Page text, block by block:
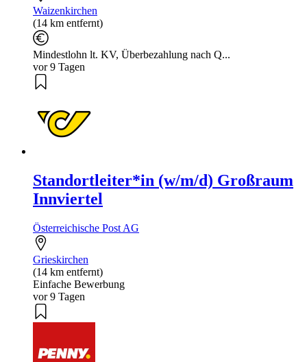
Waizenkirchen
(14 km entfernt)
Mindestlohn lt. KV, Überbezahlung nach Q...
vor 9 Tagen
Standortleiter*in (w/m/d) Großraum
Innviertel
Österreichische Post AG
Grieskirchen
(14 km entfernt)
Einfache Bewerbung
vor 9 Tagen